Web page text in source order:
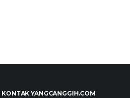
KONTAK YANGCANGGIH.COM